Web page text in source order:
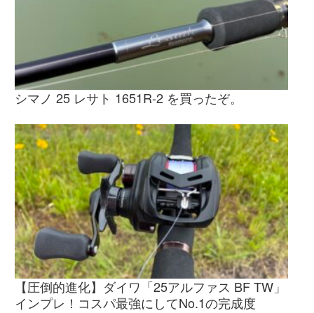
シマノ 25 レサト 1651R-2 を買ったぞ。
【圧倒的進化】ダイワ「25アルファス BF TW」
インプレ！コスパ最強にしてNo.1の完成度